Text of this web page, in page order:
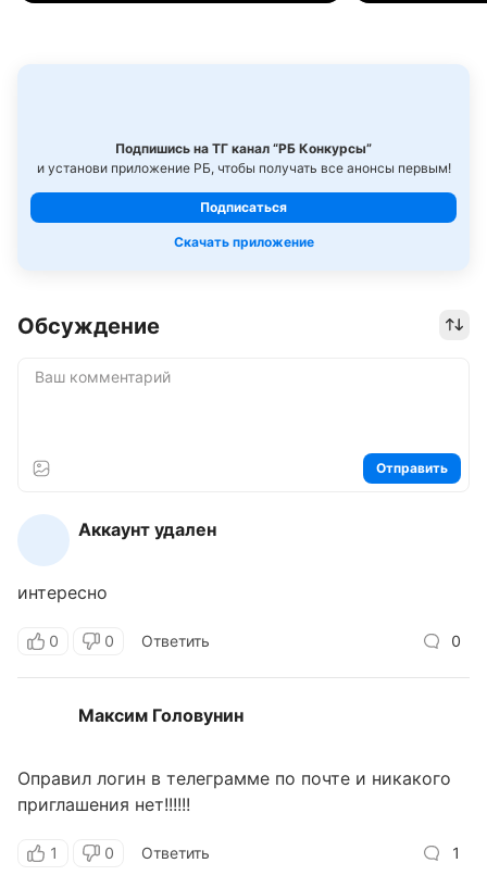
Подпишись на ТГ канал “РБ Конкурсы”
и установи приложение РБ, чтобы получать все анонсы первым!
Подписаться
Скачать приложение
Обсуждение
Отправить
Аккаунт удален
интересно
0 0 Ответить 0
Максим Головунин
Оправил логин в телеграмме по почте и никакого
приглашения нет!!!!!!
1 0 Ответить 1